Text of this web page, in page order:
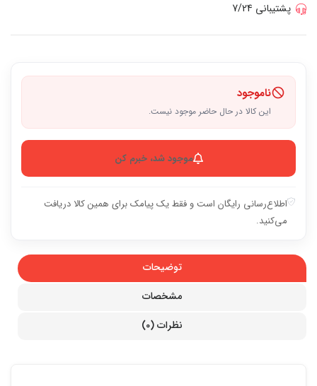
پشتیبانی 7/24
ناموجود
این کالا در حال حاضر موجود نیست.
موجود شد، خبرم کن
اطلاع‌رسانی رایگان است و فقط یک پیامک برای همین کالا دریافت
می‌کنید.
توضیحات
مشخصات
نظرات (0)